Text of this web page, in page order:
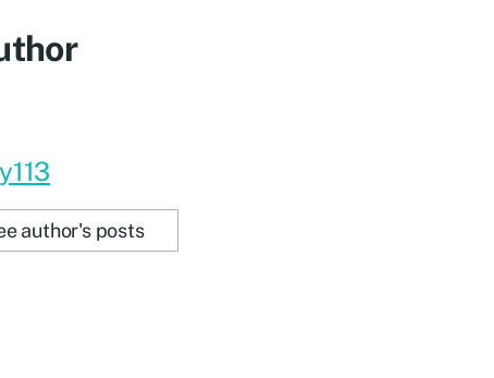
author's posts